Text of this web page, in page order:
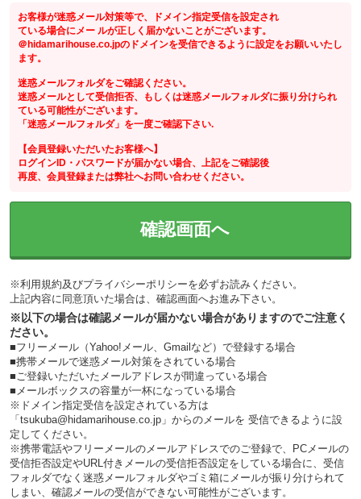
お客様が迷惑メール対策等で、ドメイン指定受信を設定され
ている場合にメー ルが正しく届かないことがございます。
＠hidamarihouse.co.jpのドメインを受信できるように設定をお願いいたし
ます。
迷惑メールフォルダをご確認ください。
迷惑メールとして受信拒否、もしくは迷惑メールフォルダに振り分けられ
ている可能性がございます。
「迷惑メールフォルダ」を一度ご確認下さい.
【会員登録いただいたお客様へ】
ログインID・パスワードが届かない場合、上記をご確認後
再度、会員登録または弊社へお問い合わせください。
確認画面へ
※利用規約及びプライバシーポリシーを必ずお読みください。
上記内容に同意頂いた場合は、確認画面へお進み下さい。
※以下の場合は確認メールが届かない場合がありますのでご注意く
ださい。
■フリーメール（Yahoo!メール、Gmailなど）で登録する場合
■携帯メールで迷惑メール対策をされている場合
■ご登録いただいたメールアドレスが間違っている場合
■メールボックスの容量が一杯になっている場合
※ドメイン指定受信を設定されている方は
「tsukuba@hidamarihouse.co.jp」からのメールを 受信できるように設
定してください。
※携帯電話やフリーメールのメールアドレスでのご登録で、PCメールの
受信拒否設定やURL付きメールの受信拒否設定をしている場合に、受信
フォルダでなく迷惑メールフォルダやゴミ箱にメールが振り分けられて
しまい、確認メールの受信ができない可能性がございます。